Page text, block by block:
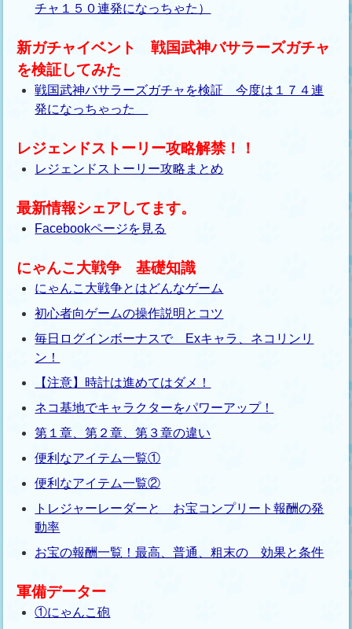
チャ１５０連発になっちゃた）
新ガチャイベント 戦国武神バサラーズガチャ
を検証してみた
戦国武神バサラーズガチャを検証 今度は１７４連
発になっちゃった
レジェンドストーリー攻略解禁！！
レジェンドストーリー攻略まとめ
最新情報シェアしてます。
Facebookページを見る
にゃんこ大戦争 基礎知識
にゃんこ大戦争とはどんなゲーム
初心者向ゲームの操作説明とコツ
毎日ログインボーナスで Exキャラ、ネコリンリ
ン！
【注意】時計は進めてはダメ！
ネコ基地でキャラクターをパワーアップ！
第１章、第２章、第３章の違い
便利なアイテム一覧①
便利なアイテム一覧②
トレジャーレーダーと お宝コンプリート報酬の発
動率
お宝の報酬一覧！最高、普通、粗末の 効果と条件
軍備データー
①にゃんこ砲